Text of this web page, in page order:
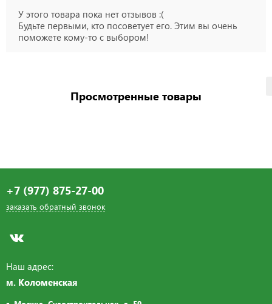
У этого товара пока нет отзывов :(
Будьте первыми, кто посоветует его. Этим вы очень
поможете кому-то с выбором!
Просмотренные товары
+7 (977) 875-27-00
заказать обратный звонок
Наш адрес:
м. Коломенская